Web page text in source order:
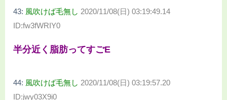
43: 風吹けば毛無し 2020/11/08(日) 03:19:49.14
ID:fw3fWRIY0
半分近く脂肪ってすごE
44: 風吹けば毛無し 2020/11/08(日) 03:19:57.20
ID:jwy03X9i0